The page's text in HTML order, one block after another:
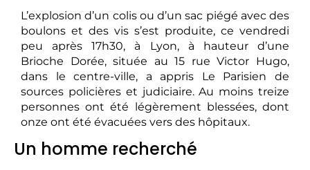
L’explosion d’un colis ou d’un sac piégé avec des
boulons et des vis s’est produite, ce vendredi
peu après 17h30, à Lyon, à hauteur d’une
Brioche Dorée, située au 15 rue Victor Hugo,
dans le centre-ville, a appris Le Parisien de
sources policières et judiciaire. Au moins treize
personnes ont été légèrement blessées, dont
onze ont été évacuées vers des hôpitaux.
Un homme recherché